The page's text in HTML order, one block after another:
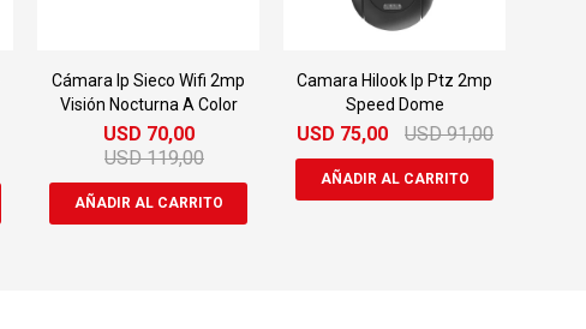
Cámara Ip Sieco Wifi 2mp
Visión Nocturna A Color
USD 70,00
USD 119,00
Camara Hilook Ip Ptz 2mp
Speed Dome
USD 75,00 USD 91,00